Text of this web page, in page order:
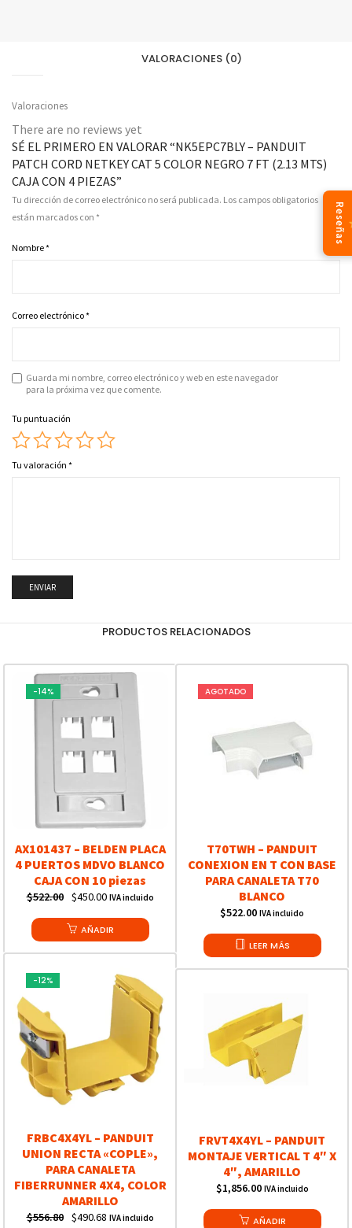
PIEZAS
quantity
VALORACIONES (0)
Valoraciones
There are no reviews yet
SÉ EL PRIMERO EN VALORAR “NK5EPC7BLY – PANDUIT
PATCH CORD NETKEY CAT 5 COLOR NEGRO 7 FT (2.13 MTS)
CAJA CON 4 PIEZAS”
Tu dirección de correo electrónico no será publicada. Los campos obligatorios
están marcados con *
Nombre*
Correo electrónico*
Guarda mi nombre, correo electrónico y web en este navegador
para la próxima vez que comente.
Tu puntuación
Tu valoración *
PRODUCTOS RELACIONADOS
-14%
AX101437 – BELDEN PLACA
4 PUERTOS MDVO BLANCO
CAJA CON 10 piezas
$522.00 Original
was:
$450.00Current
is:
IVA incluido
AÑADIR
AGOTADO
T70TWH – PANDUIT
CONEXION EN T CON BASE
PARA CANALETA T70
BLANCO
$522.00 IVA incluido
LEER MÁS
-12%
FRBC4X4YL – PANDUIT
UNION RECTA «COPLE»,
PARA CANALETA
FIBERRUNNER 4X4, COLOR
AMARILLO
$556.80 Original
$490.68Current
IVA incluido
FRVT4X4YL – PANDUIT
MONTAJE VERTICAL T 4″ X
4″, AMARILLO
$1,856.00 IVA incluido
AÑADIR
Reseñas